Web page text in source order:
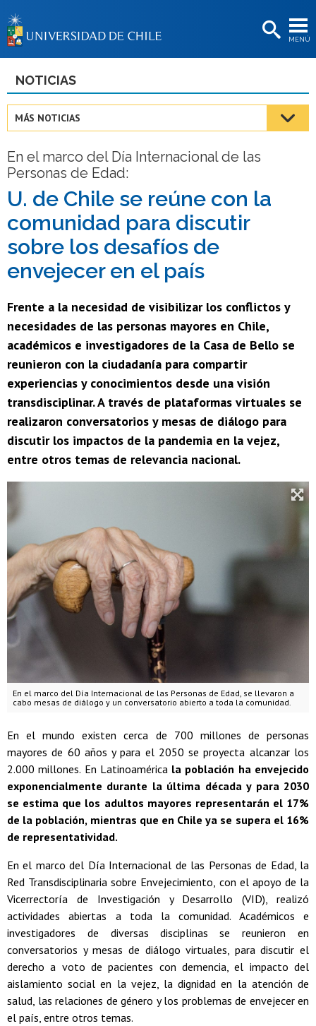
MENÚ
BIBLIOTECAS
Estudiantes
Académicas/os
Funcionarias/os
Egresadas/os
NOTICIAS
MÁS NOTICIAS
En el marco del Día Internacional de las
Personas de Edad:
U. de Chile se reúne con la
comunidad para discutir
sobre los desafíos de
envejecer en el país
Frente a la necesidad de visibilizar los conflictos y
necesidades de las personas mayores en Chile,
académicos e investigadores de la Casa de Bello se
reunieron con la ciudadanía para compartir
experiencias y conocimientos desde una visión
transdisciplinar. A través de plataformas virtuales se
realizaron conversatorios y mesas de diálogo para
discutir los impactos de la pandemia en la vejez,
entre otros temas de relevancia nacional.
En el marco del Día Internacional de las Personas de Edad, se llevaron a
cabo mesas de diálogo y un conversatorio abierto a toda la comunidad.
En el mundo existen cerca de 700 millones de personas
mayores de 60 años y para el 2050 se proyecta alcanzar los
2.000 millones. En Latinoamérica la población ha envejecido
exponencialmente durante la última década y para 2030
se estima que los adultos mayores representarán el 17%
de la población, mientras que en Chile ya se supera el 16%
de representatividad.
En el marco del Día Internacional de las Personas de Edad, la
Red Transdisciplinaria sobre Envejecimiento, con el apoyo de la
Vicerrectoría de Investigación y Desarrollo (VID), realizó
actividades abiertas a toda la comunidad. Académicos e
investigadores de diversas disciplinas se reunieron en
conversatorios y mesas de diálogo virtuales, para discutir el
derecho a voto de pacientes con demencia, el impacto del
aislamiento social en la vejez, la dignidad en la atención de
salud, las relaciones de género y los problemas de envejecer en
el país, entre otros temas.